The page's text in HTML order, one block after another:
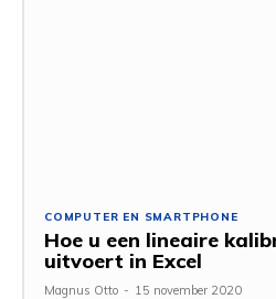
COMPUTER EN SMARTPHONE
Hoe u een lineaire
uitvoert in Excel
Magnus Otto - 15 november 2020